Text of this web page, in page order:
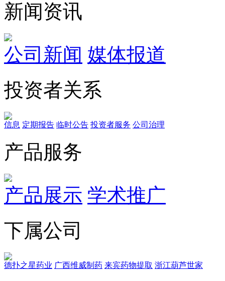
新闻资讯
公司新闻 媒体报道
投资者关系
信息 定期报告 临时公告 投资者服务 公司治理
产品服务
产品展示 学术推广
下属公司
德扑之星药业 广西维威制药 来宾药物提取 浙江葫芦世家